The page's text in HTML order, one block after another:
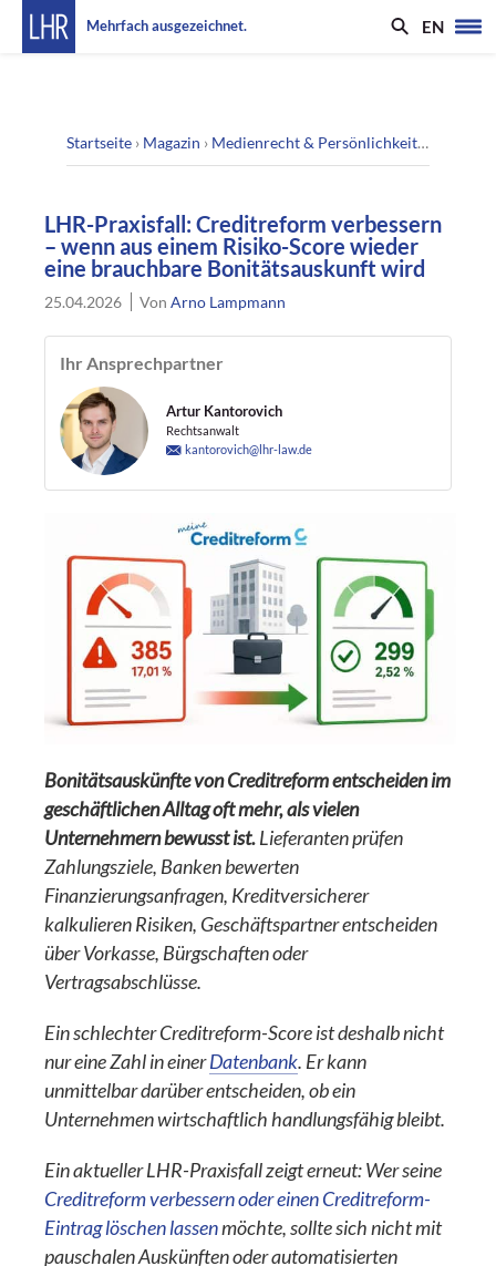
Mehrfach ausgezeichnet. EN
Startseite › Magazin › Medienrecht & Persönlichkeitsrecht
LHR-Praxisfall: Creditreform verbessern
– wenn aus einem Risiko-Score wieder
eine brauchbare Bonitätsauskunft wird
25.04.2026 VonArno Lampmann
Ihr Ansprechpartner
Artur Kantorovich
Rechtsanwalt
kantorovich@lhr-law.de
Bonitätsauskünfte von Creditreform entscheiden im
geschäftlichen Alltag oft mehr, als vielen
Unternehmern bewusst ist.Lieferanten prüfen
Zahlungsziele, Banken bewerten
Finanzierungsanfragen, Kreditversicherer
kalkulieren Risiken, Geschäftspartner entscheiden
über Vorkasse, Bürgschaften oder
Vertragsabschlüsse.
Ein schlechter Creditreform-Score ist deshalb nicht
nur eine Zahl in einerDatenbank. Er kann
unmittelbar darüber entscheiden, ob ein
Unternehmen wirtschaftlich handlungsfähig bleibt.
Ein aktueller LHR-Praxisfall zeigt erneut: Wer seine
Creditreform verbessern oder einen Creditreform-
Eintrag löschen lassenmöchte, sollte sich nicht mit
pauschalen Auskünften oder automatisierten